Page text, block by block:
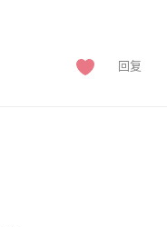
回复